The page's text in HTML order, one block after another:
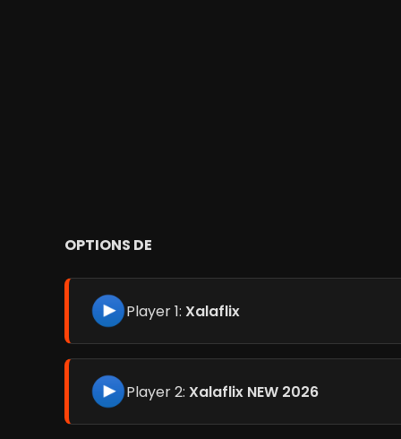
OPTIONS DE
Player 1: Xalaflix
Player 2: Xalaflix NEW 2026